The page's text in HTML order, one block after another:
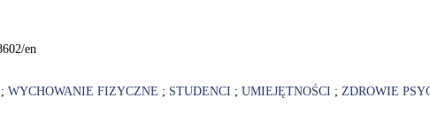
en
; WYCHOWANIE FIZYCZNE ; STUDENCI ; UMIEJĘTNOŚCI ; ZDROWIE